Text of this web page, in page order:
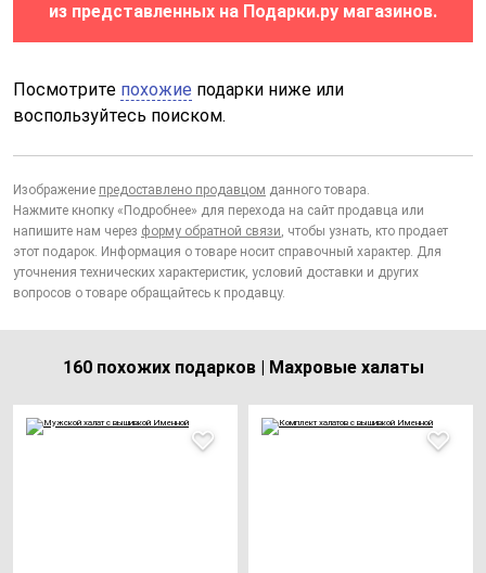
из представленных на Подарки.ру магазинов.
Посмотрите похожие подарки ниже или
воспользуйтесь поиском.
Изображение предоставлено продавцом данного товара.
Нажмите кнопку «Подробнее» для перехода на сайт продавца или
напишите нам через форму обратной связи, чтобы узнать, кто продает
этот подарок. Информация о товаре носит справочный характер. Для
уточнения технических характеристик, условий доставки и других
вопросов о товаре обращайтесь к продавцу.
160 похожих подарков | Махровые халаты